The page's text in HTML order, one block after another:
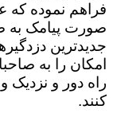
فراهم نموده که
صورت پیامک به
جدیدترین
امکان را به
راه دور و نزدیک
کنند.